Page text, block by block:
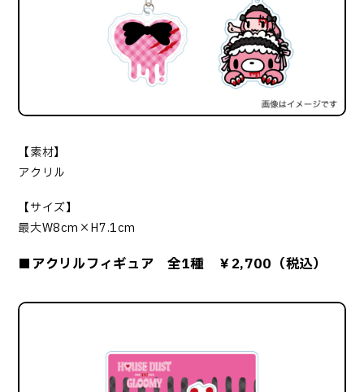
【素材】
アクリル
【サイズ】
最大W8cm×H7.1cm
■アクリルフィギュア 全1種 ￥2,700（税込）